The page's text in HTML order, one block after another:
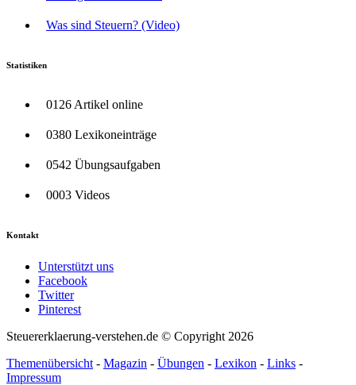
Was sind Steuern? (Video)
Statistiken
0126 Artikel online
0380 Lexikoneinträge
0542 Übungsaufgaben
0003 Videos
Kontakt
Unterstützt uns
Facebook
Twitter
Pinterest
Steuererklaerung-verstehen.de © Copyright 2026
Themenübersicht - Magazin - Übungen - Lexikon - Links -
Impressum